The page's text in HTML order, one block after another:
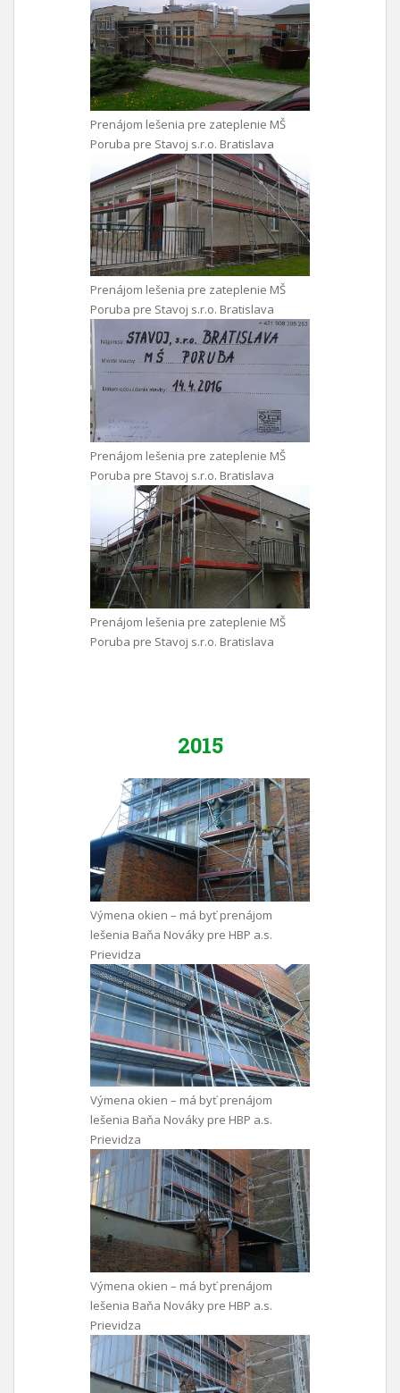
Prenájom lešenia pre zateplenie MŠ
Poruba pre Stavoj s.r.o. Bratislava
Prenájom lešenia pre zateplenie MŠ
Poruba pre Stavoj s.r.o. Bratislava
Prenájom lešenia pre zateplenie MŠ
Poruba pre Stavoj s.r.o. Bratislava
Prenájom lešenia pre zateplenie MŠ
Poruba pre Stavoj s.r.o. Bratislava
2015
Výmena okien – má byť prenájom
lešenia Baňa Nováky pre HBP a.s.
Prievidza
Výmena okien – má byť prenájom
lešenia Baňa Nováky pre HBP a.s.
Prievidza
Výmena okien – má byť prenájom
lešenia Baňa Nováky pre HBP a.s.
Prievidza